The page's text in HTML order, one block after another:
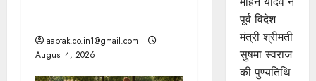
aaptak.co.in1@gmail.com
August 4, 2026
पूर्व विदेश
मंत्री श्रीमती
सुषमा स्वराज
की पुण्यतिथि